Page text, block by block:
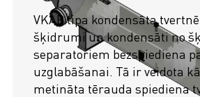
VKAB tipa kondensāta
šķidrumi un kondensāti no
separatoriem bezspiediena
uzglabāšanai. Tā ir veidota
metināta tērauda spiediena